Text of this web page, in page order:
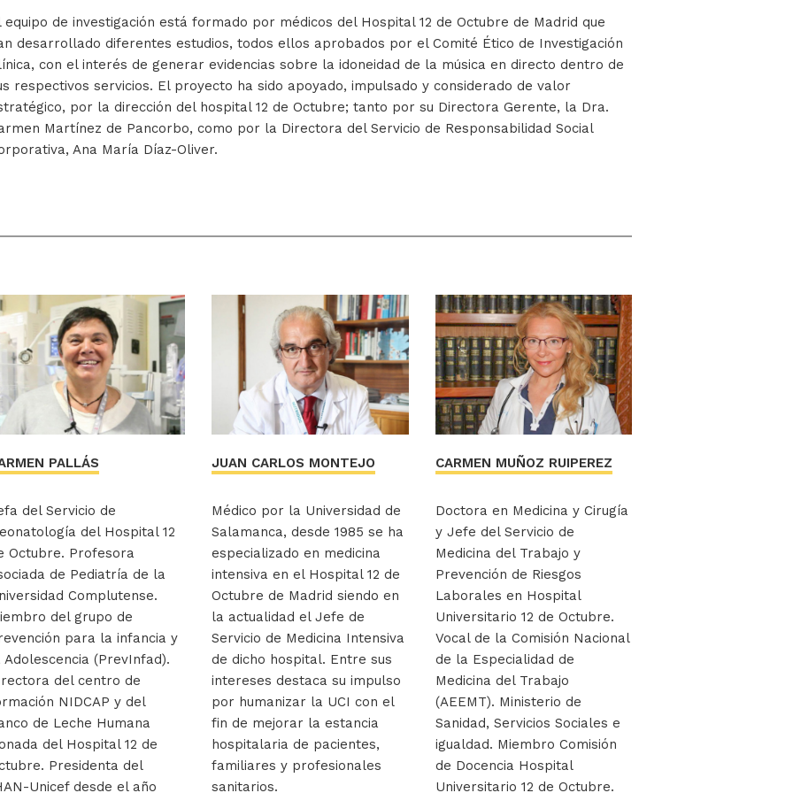
equipo de investigación está formado por médicos del Hospital 12 de Octubre de Madrid que
desarrollado diferentes estudios, todos ellos aprobados por el Comité Ético de Investigación
con el interés de generar evidencias sobre la idoneidad de la música en directo dentro de
respectivos servicios. El proyecto ha sido apoyado, impulsado y considerado de valor
por la dirección del hospital 12 de Octubre; tanto por su Directora Gerente, la Dra.
Martínez de Pancorbo, como por la Directora del Servicio de Responsabilidad Social
Ana María Díaz-Oliver.
PALLÁS
del Servicio de
del Hospital 12
Octubre. Profesora
de Pediatría de la
Complutense.
del grupo de
para la infancia y
Adolescencia (PrevInfad).
del centro de
NIDCAP y del
de Leche Humana
del Hospital 12 de
Presidenta del
Unicef desde el año
JUAN CARLOS MONTEJO
Médico por la Universidad de
Salamanca, desde 1985 se ha
especializado en medicina
intensiva en el Hospital 12 de
Octubre de Madrid siendo en
la actualidad el Jefe de
Servicio de Medicina Intensiva
de dicho hospital. Entre sus
intereses destaca su impulso
por humanizar la UCI con el
fin de mejorar la estancia
hospitalaria de pacientes,
familiares y profesionales
sanitarios.
CARMEN MUÑOZ RUIPEREZ
Doctora en Medicina y Cirugía
y Jefe del Servicio de
Medicina del Trabajo y
Prevención de Riesgos
Laborales en Hospital
Universitario 12 de Octubre.
Vocal de la Comisión Nacional
de la Especialidad de
Medicina del Trabajo
(AEEMT). Ministerio de
Sanidad, Servicios Sociales e
igualdad. Miembro Comisión
de Docencia Hospital
Universitario 12 de Octubre.